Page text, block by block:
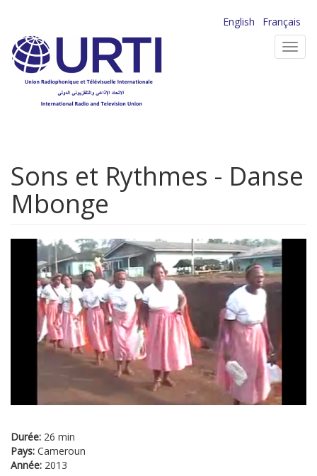
contenu
principal
English
Français
Sons et Rythmes - Danse
Mbonge
Durée: 26 min
Pays: Cameroun
Année: 2013